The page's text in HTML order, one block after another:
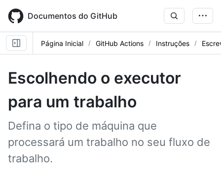
main
content
Documentos do GitHub
Página Inicial GitHub Actions Instruções
Escolhendo o executor
para um trabalho
Defina o tipo de máquina que
processará um trabalho no seu fluxo de
trabalho.